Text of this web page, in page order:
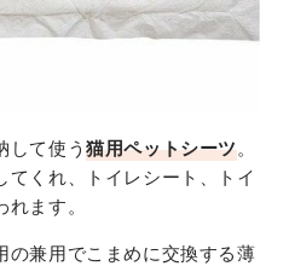
して使う猫用ペットシーツ。
くれ、トイレシート、トイ
ます。
の兼用でこまめに交換する薄